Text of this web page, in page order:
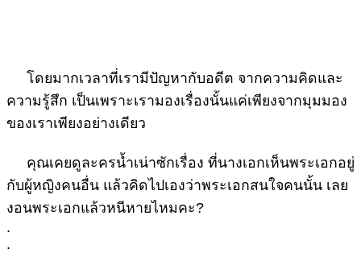
โดยมากเวลาที่เรามีปัญหากับอดีต จากความคิดและ
ความรู้สึก เป็นเพราะเรามองเรื่องนั้นแค่เพียงจากมุมมอง
ของเราเพียงอย่างเดียว
คุณเคยดูละครน้ำเน่าซักเรื่อง ที่นางเอกเห็นพระเอกอยู่
กับผู้หญิงคนอื่น แล้วคิดไปเองว่าพระเอกสนใจคนนั้น เลย
งอนพระเอกแล้วหนีหายไหมคะ?
.
.